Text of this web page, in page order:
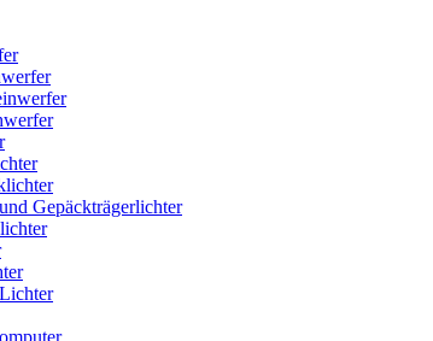
Gepäckträgerlichter